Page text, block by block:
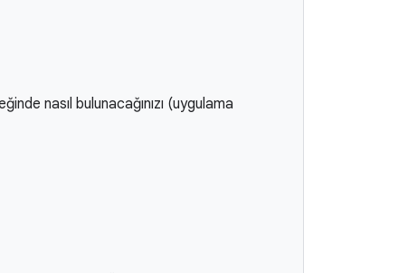
nasıl bulunacağınızı (uygulama